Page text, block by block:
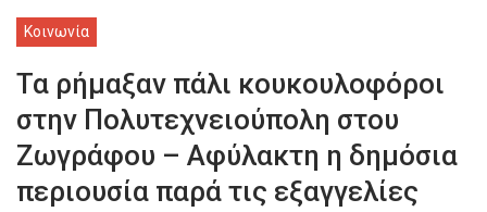
Κοινωνία
Τα ρήμαξαν πάλι κουκουλοφόροι
στην Πολυτεχνειούπολη στου
Ζωγράφου – Αφύλακτη η δημόσια
περιουσία παρά τις εξαγγελίες